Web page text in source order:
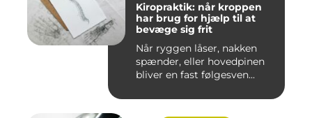
Kiropraktik: når kroppen
har brug for hjælp til at
bevæge sig frit
Når ryggen låser, nakken
spænder, eller hovedpinen
bliver en fast følgesven...